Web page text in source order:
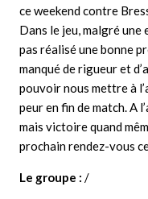
ce weekend contre
Dans le jeu, malgré une
pas réalisé une bonne
manqué de rigueur et
pouvoir nous mettre à
peur en fin de match. A
mais victoire quand
prochain rendez-vous
Le groupe : /